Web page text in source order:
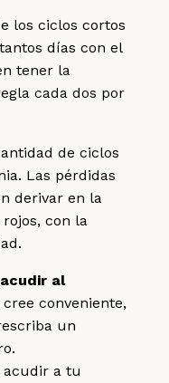
los ciclos cortos
días con el
tener la
cada dos por
de ciclos
Las pérdidas
derivar en la
con la
al
conveniente,
un
acudir a tu